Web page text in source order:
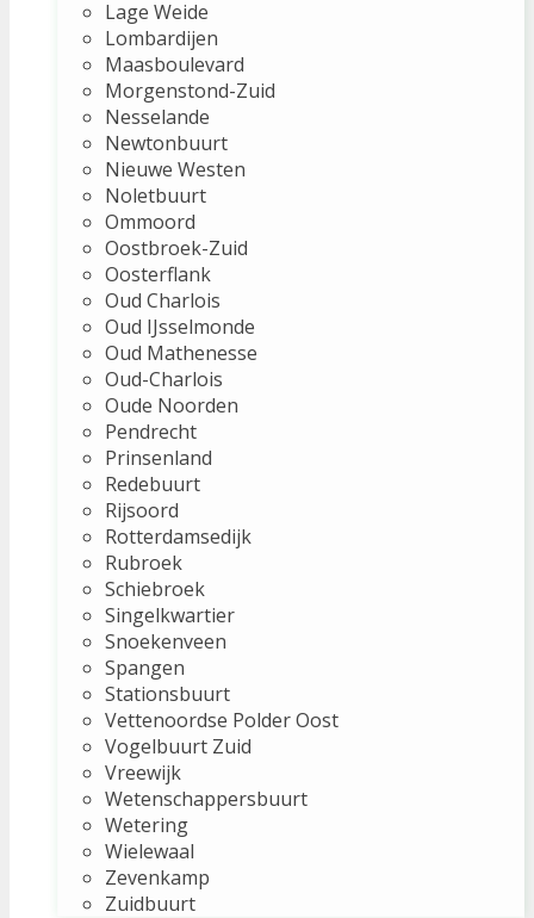
Lage Weide
Lombardijen
Maasboulevard
Morgenstond-Zuid
Nesselande
Newtonbuurt
Nieuwe Westen
Noletbuurt
Ommoord
Oostbroek-Zuid
Oosterflank
Oud Charlois
Oud IJsselmonde
Oud Mathenesse
Oud-Charlois
Oude Noorden
Pendrecht
Prinsenland
Redebuurt
Rijsoord
Rotterdamsedijk
Rubroek
Schiebroek
Singelkwartier
Snoekenveen
Spangen
Stationsbuurt
Vettenoordse Polder Oost
Vogelbuurt Zuid
Vreewijk
Wetenschappersbuurt
Wetering
Wielewaal
Zevenkamp
Zuidbuurt